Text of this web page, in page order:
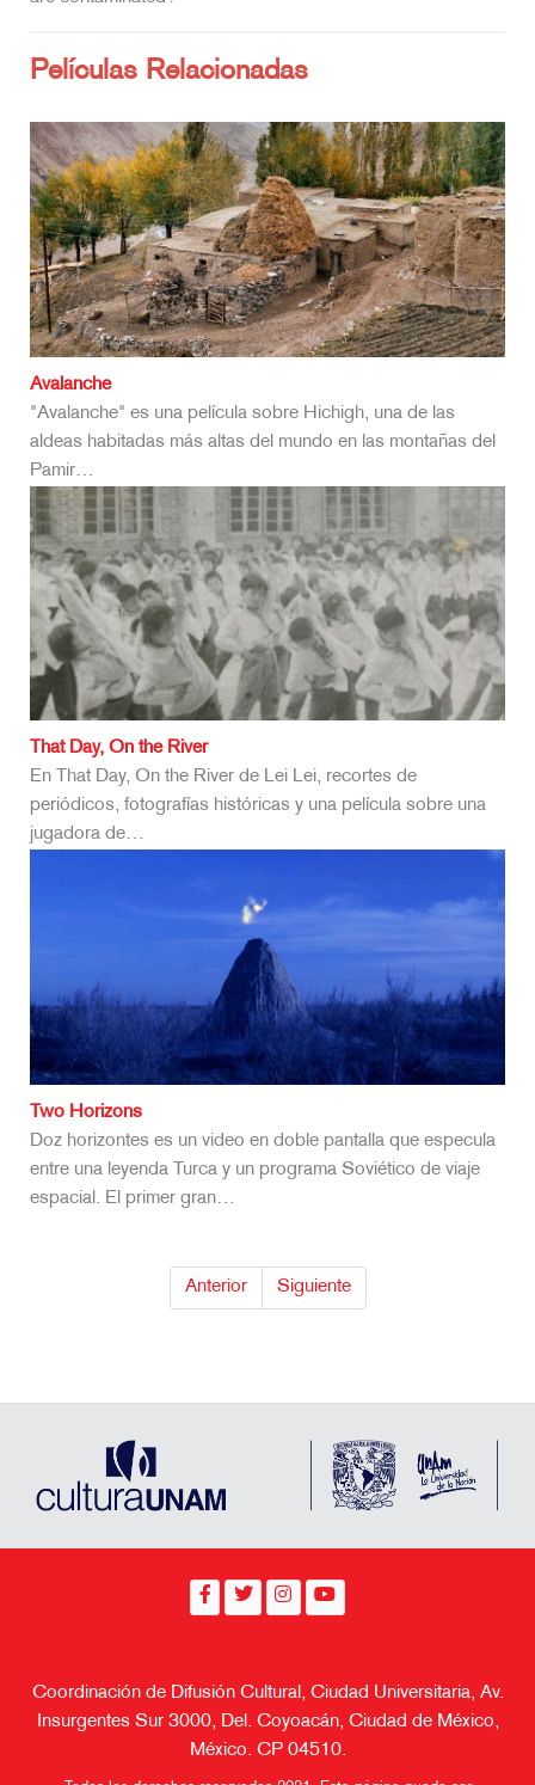
Películas Relacionadas
Avalanche
"Avalanche" es una película sobre Hichigh, una de las
aldeas habitadas más altas del mundo en las montañas del
Pamir…
That Day, On the River
En That Day, On the River de Lei Lei, recortes de
periódicos, fotografías históricas y una película sobre una
jugadora de…
Two Horizons
Doz horizontes es un video en doble pantalla que especula
entre una leyenda Turca y un programa Soviético de viaje
espacial. El primer gran…
Anterior Siguiente
Coordinación de Difusión Cultural, Ciudad Universitaria, Av.
Insurgentes Sur 3000, Del. Coyoacán, Ciudad de México,
México. CP 04510.